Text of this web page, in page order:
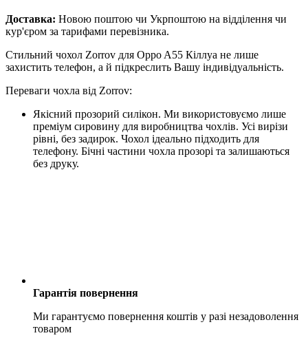
Доставка: Новою поштою чи Укрпоштою на відділення чи
кур'єром за тарифами перевізника.
Стильний чохол Zorrov для Oppo A55 Кіллуа не лише
захистить телефон, а й підкреслить Вашу індивідуальність.
Переваги чохла від Zorrov:
Якісний прозорий силікон. Ми використовуємо лише
преміум сировину для виробництва чохлів. Усі вирізи
рівні, без задирок. Чохол ідеально підходить для
телефону. Бічні частини чохла прозорі та залишаються
без друку.
Гарантія повернення
Ми гарантуємо повернення коштів у разі незадоволення
товаром